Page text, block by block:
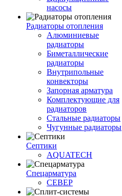
насосы
Радиаторы отопления
Алюминиевые
радиаторы
Биметаллические
радиаторы
Внутрипольные
конвекторы
Запорная арматура
Комплектующие для
радиаторов
Стальные радиаторы
Чугунные радиаторы
Септики
AQUATECH
Спецарматура
СЕВЕР